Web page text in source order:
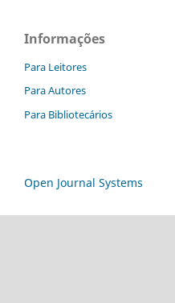
Informações
Para Leitores
Para Autores
Para Bibliotecários
Open Journal Systems